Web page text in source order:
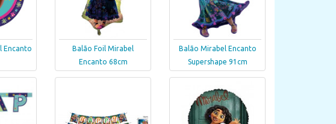
Encanto
Balão Foil Mirabel
Encanto 68cm
Balão Mirabel Encanto
Supershape 91cm